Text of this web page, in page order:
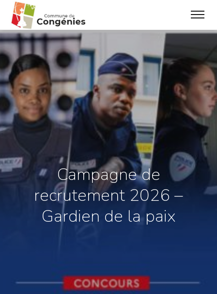
Campagne de
recrutement 2026 –
Gardien de la paix